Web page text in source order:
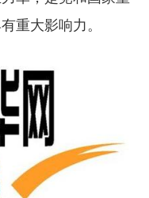
重大影响力。